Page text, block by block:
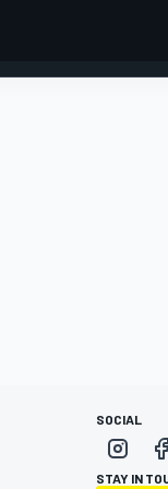
SOCIAL
STAY IN